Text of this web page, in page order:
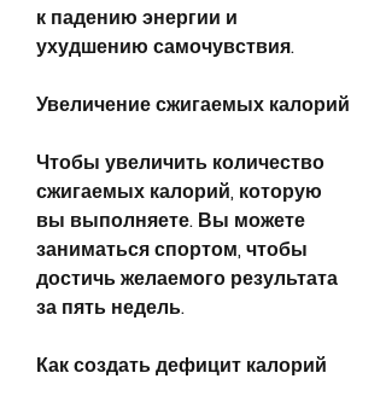
к падению энергии и
ухудшению самочувствия.
Увеличение сжигаемых калорий
Чтобы увеличить количество
сжигаемых калорий, которую
вы выполняете. Вы можете
заниматься спортом, чтобы
достичь желаемого результата
за пять недель.
Как создать дефицит калорий